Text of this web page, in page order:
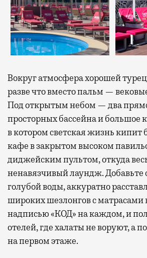
Вокруг атмосфера хорошей
разве что вместо пальм —
Под открытым небом — два
просторных бассейна и большое
в котором светская жизнь кипит
кафе в закрытом высоком
диджейским пультом, откуда
ненавязчивый лаундж. Добавьте
голубой воды, аккуратно
широких шезлонгов с матрасами
надписью «КОД» на каждом, и
отелей, где халаты не воруют, а
на первом этаже.